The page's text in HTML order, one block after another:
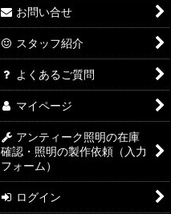
お問い合せ
スタッフ紹介
よくあるご質問
マイページ
アンティーク照明の在庫
確認・照明の製作依頼（入力
フォーム）
ログイン